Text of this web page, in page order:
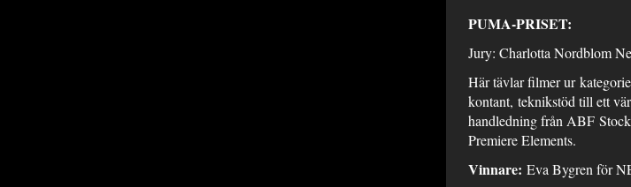
PUMA-PRISET:
Jury: Charlotta Nordblom
Här tävlar filmer ur
kontant, teknikstöd till ett
handledning från ABF
Premiere Elements.
Vinnare: Eva Bygren för